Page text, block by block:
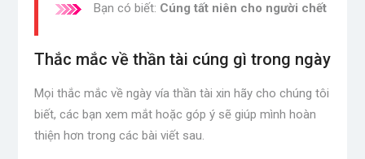
Bạn có biết: Cúng tất niên cho người chết
Thắc mắc về thần tài cúng gì trong ngày
Mọi thắc mắc về ngày vía thần tài xin hãy cho chúng tôi
biết, các bạn xem mắt hoặc góp ý sẽ giúp mình hoàn
thiện hơn trong các bài viết sau.